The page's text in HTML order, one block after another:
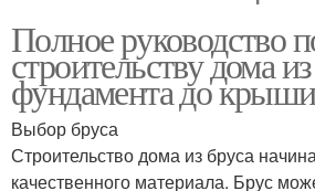
Полное руководство
строительству дома
фундамента до крыши
Выбор бруса
Строительство дома из бруса
качественного материала. Брус